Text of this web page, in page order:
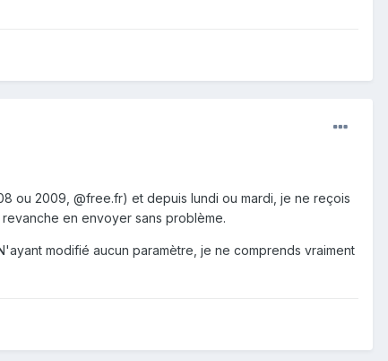
ou 2009, @free.fr) et depuis lundi ou mardi, je ne reçois
en envoyer sans problème.
modifié aucun paramètre, je ne comprends vraiment